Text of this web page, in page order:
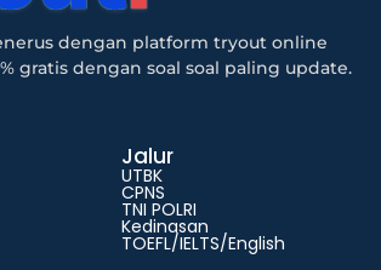
dengan platform tryout online
gratis dengan soal soal paling update.
Jalur
UTBK
CPNS
TNI POLRI
Kedinasan
TOEFL/IELTS/English